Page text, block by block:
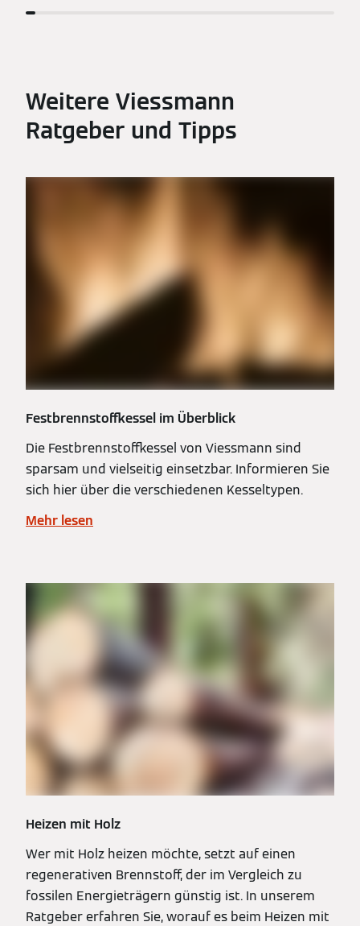
Weitere Viessmann
Ratgeber und Tipps
Festbrennstoffkessel im Überblick
Die Festbrennstoffkessel von Viessmann sind
sparsam und vielseitig einsetzbar. Informieren Sie
sich hier über die verschiedenen Kesseltypen.
Mehr lesen
Heizen mit Holz
Wer mit Holz heizen möchte, setzt auf einen
regenerativen Brennstoff, der im Vergleich zu
fossilen Energieträgern günstig ist. In unserem
Ratgeber erfahren Sie, worauf es beim Heizen mit